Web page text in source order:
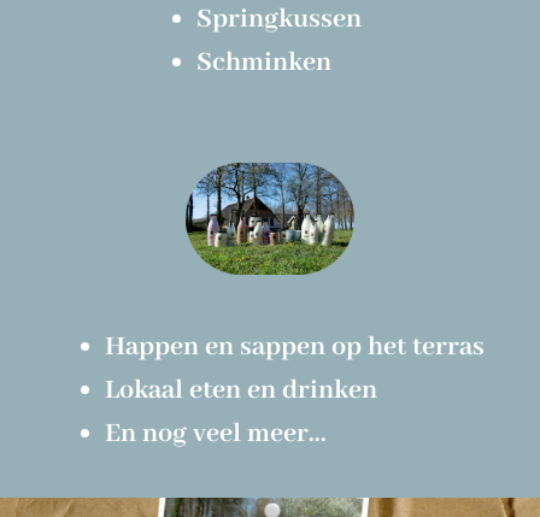
Springkussen
Schminken
Happen en sappen op het terras
Lokaal eten en drinken
En nog veel meer...